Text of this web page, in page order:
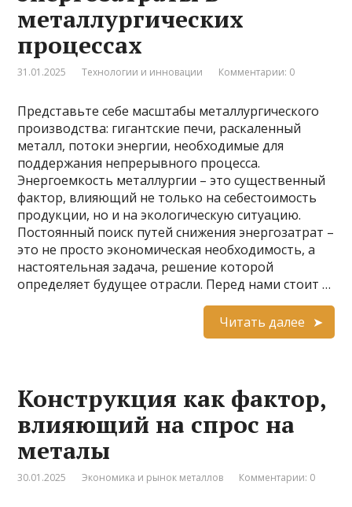
металлургических
процессах
31.01.2025 Технологии и инновации Комментарии: 0
Представьте себе масштабы металлургического
производства: гигантские печи, раскаленный
металл, потоки энергии, необходимые для
поддержания непрерывного процесса.
Энергоемкость металлургии – это существенный
фактор, влияющий не только на себестоимость
продукции, но и на экологическую ситуацию.
Постоянный поиск путей снижения энергозатрат –
это не просто экономическая необходимость, а
настоятельная задача, решение которой
определяет будущее отрасли. Перед нами стоит …
Читать далее
Конструкция как фактор,
влияющий на спрос на
металы
30.01.2025 Экономика и рынок металлов Комментарии: 0